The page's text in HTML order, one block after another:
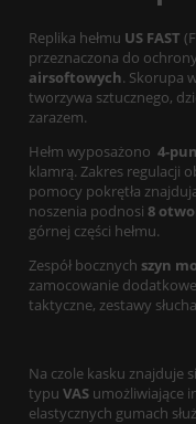
Replika hełmu US FAST
przeznaczona do
airsoftowych. Skorupa
tworzywa sztucznego,
zarazem.
Hełm wyposażono 4-
klamrą. Zakres regulacji
pomocy pokrętła
noszenia podnosi 8
górnej części hełmu.
Zespół bocznych szyn
zamocowanie
taktyczne, zestawy
Na czole kasku znajduje
typu VAS umożliwiające
elastycznych gumach